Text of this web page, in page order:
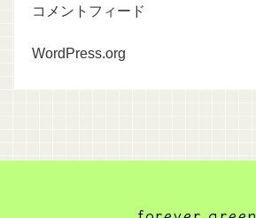
コメントフィード
WordPress.org